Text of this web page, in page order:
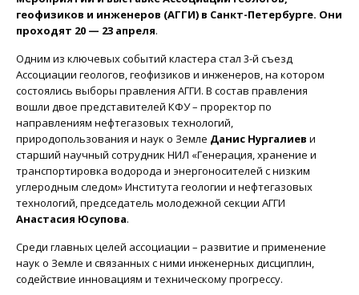
геофизиков и инженеров (АГГИ) в Санкт-Петербурге. Они
проходят 20 — 23 апреля.
Одним из ключевых событий кластера стал 3-й съезд
Ассоциации геологов, геофизиков и инженеров, на котором
состоялись выборы правления АГГИ. В состав правления
вошли двое представителей КФУ – проректор по
направлениям нефтегазовых технологий,
природопользования и наук о Земле Данис Нургалиев и
старший научный сотрудник НИЛ «Генерация, хранение и
транспортировка водорода и энергоносителей с низким
углеродным следом» Института геологии и нефтегазовых
технологий, председатель молодежной секции АГГИ
Анастасия Юсупова.
Среди главных целей ассоциации – развитие и применение
наук о Земле и связанных с ними инженерных дисциплин,
содействие инновациям и техническому прогрессу.